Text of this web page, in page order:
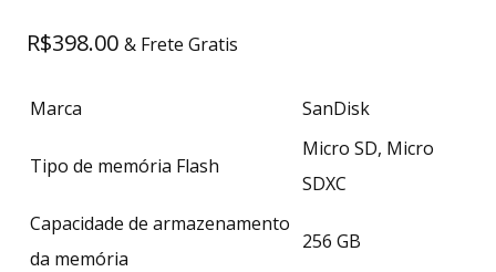
R$398.00 & Frete Gratis
Marca SanDisk
Tipo de memória Flash
Micro SD, Micro
SDXC
Capacidade de armazenamento
da memória
256 GB